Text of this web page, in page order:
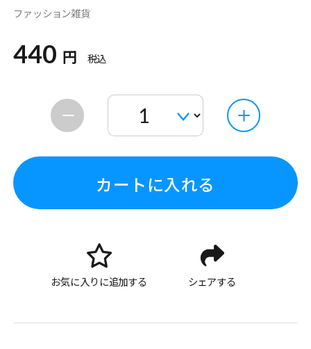
ファッション雑貨
440 円 税込
カートに入れる
お気に入りに追加する シェアする